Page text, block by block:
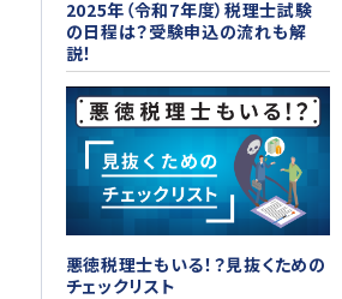
2025年（令和7年度）税理士試験
の日程は？受験申込の流れも解
説！
悪徳税理士もいる！？見抜くための
チェックリスト